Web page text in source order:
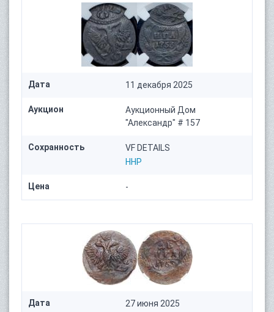
Дата 11 декабря 2025
Аукцион
Аукционный Дом
"Александр" # 157
Сохранность
VF DETAILS
HHP
Цена -
Дата 27 июня 2025